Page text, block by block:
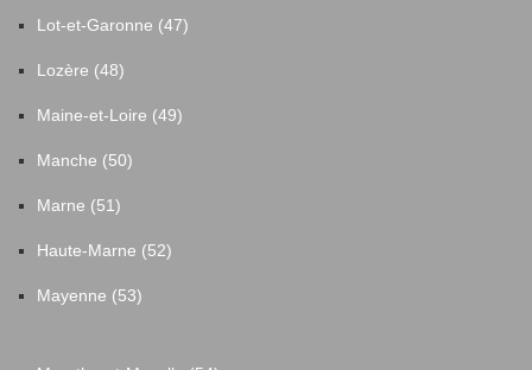
Lot-et-Garonne (47)
Lozère (48)
Maine-et-Loire (49)
Manche (50)
Marne (51)
Haute-Marne (52)
Mayenne (53)